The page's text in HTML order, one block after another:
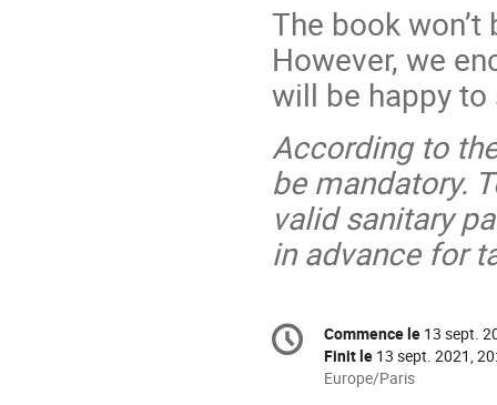
The book
However, we
will be happy to
According to
be mandatory.
valid sanitary
in advance for
Information
de
Date/Heure
Commence le 13 sept.
Finit le 13 sept. 2021,
Toutes
Europe/Paris